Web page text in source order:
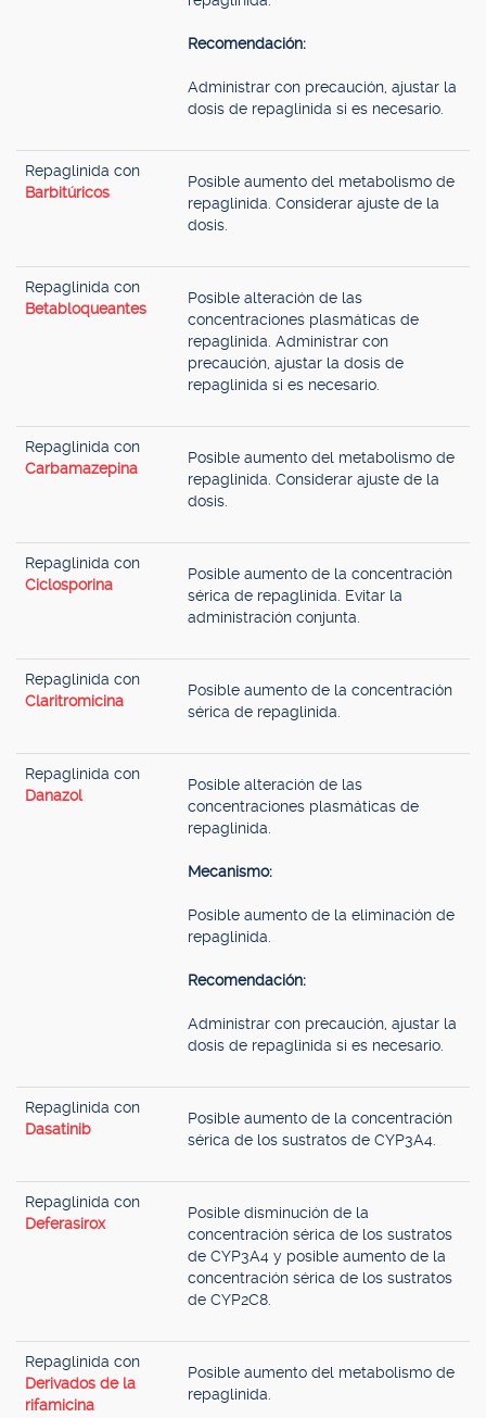
Recomendación:
Administrar con precaución, ajustar la
dosis de repaglinida si es necesario.
Repaglinida con
Barbitúricos
Posible aumento del metabolismo de
repaglinida. Considerar ajuste de la
dosis.
Repaglinida con
Betabloqueantes
Posible alteración de las
concentraciones plasmáticas de
repaglinida. Administrar con
precaución, ajustar la dosis de
repaglinida si es necesario.
Repaglinida con
Carbamazepina
Posible aumento del metabolismo de
repaglinida. Considerar ajuste de la
dosis.
Repaglinida con
Ciclosporina
Posible aumento de la concentración
sérica de repaglinida. Evitar la
administración conjunta.
Repaglinida con
Claritromicina
Posible aumento de la concentración
sérica de repaglinida.
Repaglinida con
Danazol
Posible alteración de las
concentraciones plasmáticas de
repaglinida.
Mecanismo:
Posible aumento de la eliminación de
repaglinida.
Recomendación:
Administrar con precaución, ajustar la
dosis de repaglinida si es necesario.
Repaglinida con
Dasatinib
Posible aumento de la concentración
sérica de los sustratos de CYP3A4.
Repaglinida con
Deferasirox
Posible disminución de la
concentración sérica de los sustratos
de CYP3A4 y posible aumento de la
concentración sérica de los sustratos
de CYP2C8.
Repaglinida con
Derivados de la
rifamicina
Posible aumento del metabolismo de
repaglinida.